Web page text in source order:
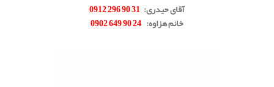
آقای حیدری:
31 90 296 0912
خانم هزاوه:
24 90 649 0902